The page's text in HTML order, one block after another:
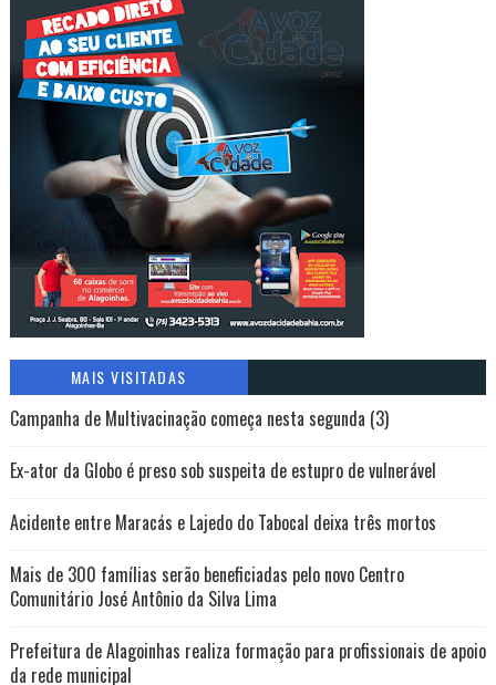
MAIS VISITADAS
Campanha de Multivacinação começa nesta segunda (3)
Ex-ator da Globo é preso sob suspeita de estupro de vulnerável
Acidente entre Maracás e Lajedo do Tabocal deixa três mortos
Mais de 300 famílias serão beneficiadas pelo novo Centro
Comunitário José Antônio da Silva Lima
Prefeitura de Alagoinhas realiza formação para profissionais de apoio
da rede municipal